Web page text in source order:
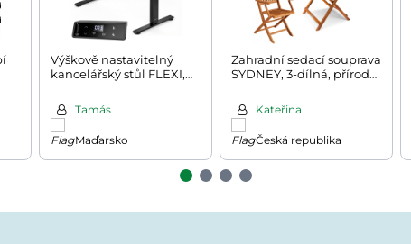
Výškově nastavitelný
kancelářský stůl FLEXI,
Tamás
Maďarsko
Zahradní sedací souprava
SYDNEY, 3-dílná, přírodní
Kateřina
Česká republika